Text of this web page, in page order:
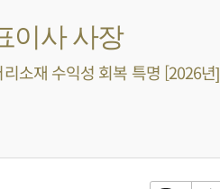
이사 사장
소재 수익성 회복 특명 [2026년]